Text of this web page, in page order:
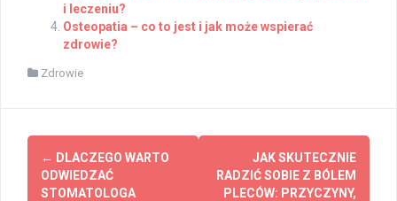
i leczeniu?
Osteopatia – co to jest i jak może wspierać
zdrowie?
Zdrowie
Post
navigation
← DLACZEGO WARTO
ODWIEDZAĆ
STOMATOLOGA
JAK SKUTECZNIE
RADZIĆ SOBIE Z BÓLEM
PLECÓW: PRZYCZYNY,